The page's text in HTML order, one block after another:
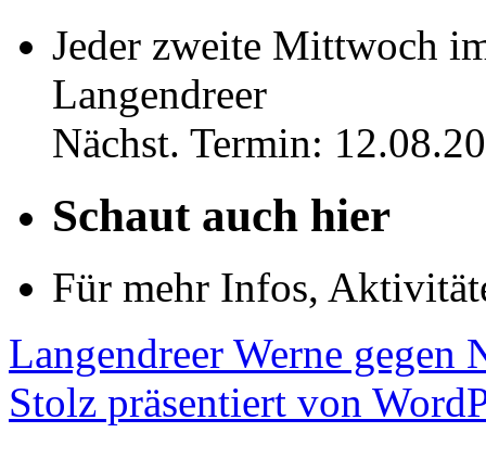
Schaut auch hier
Für mehr Infos,
Langendreer Werne gegen
Stolz präsentiert von